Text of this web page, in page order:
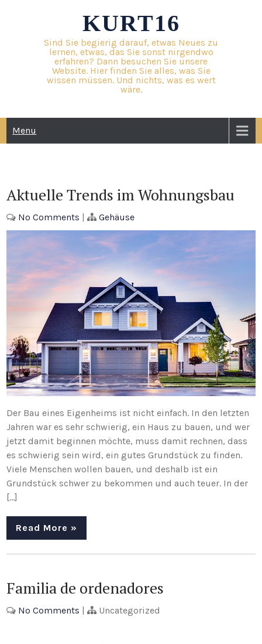
KURT16
Sind Sie begierig darauf, etwas Neues zu
lernen, etwas, das Sie sonst nirgendwo
erfahren? Dann besuchen Sie unsere
Website. Hier finden Sie alles, was Sie
wissen müssen. Und nichts, was es wert
wäre.
Menu
Aktuelle Trends im Wohnungsbau
No Comments | Gehäuse
Der Bau eines Eigenheims ist nicht einfach. In den letzten
Jahren war es sehr schwierig, ein Haus zu bauen, und wer
jetzt damit beginnen möchte, muss damit rechnen, dass
es schwierig sein wird, ein gutes Grundstück zu finden.
Viele Menschen wollen bauen, und deshalb ist ein
Grundstück schwer zu bekommen und auch teuer. In der
[…]
Read More »
Familia de ordenadores
No Comments | Uncategorized